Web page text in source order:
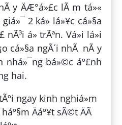
y ÄÆ°á»£c lÃ m tá»«
giá»¯ 2 ká» lá»¥c cá»§a
á» trÃªn. Vá»i lá»i
cá»§a ngÃ´i nhÃ nÃ y
nhá»¯ng bá»©c áº£nh
hai.